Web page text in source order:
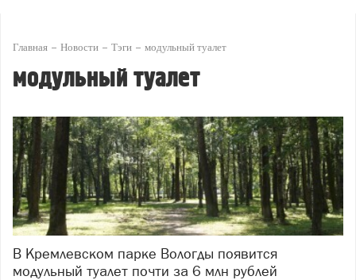
Главная Новости Тэги модульный туалет
модульный туалет
В Кремлевском парке Вологды появится
модульный туалет почти за 6 млн рублей